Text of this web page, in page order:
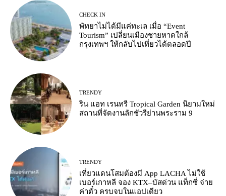
CHECK IN
พัทยาไม่ได้มีแค่ทะเล เมื่อ “Event
Tourism” เปลี่ยนเมืองชายหาดใกล้
กรุงเทพฯ ให้กลับไปเที่ยวได้ตลอดปี
TRENDY
ริน แอท เรนทรี Tropical Garden นิยามใหม่
สถานที่จัดงานลักชัวรีย่านพระราม 9
TRENDY
เที่ยวแดนโสมต้องมี App LACHA ไม่ใช้
เบอร์เกาหลี จอง KTX–บัสด่วน แท็กซี่ จ่าย
ค่าตั๋ว ครบจบในแอปเดียว